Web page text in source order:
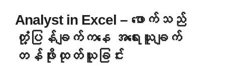
Analyst in Excel – ဖောက်သည်
တုံ့ပြန်ချက်ကနေ အရေးယူချက်
တန်ဖိုးထုတ်ယူခြင်း